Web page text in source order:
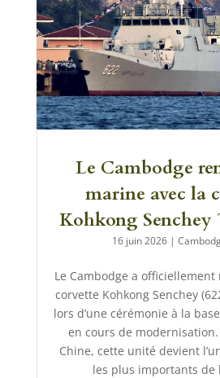
Le Cambodge
marine avec la
Kohkong Senchey
16 juin 2026 |
Le Cambodge a officiellement
corvette Kohkong Senchey
lors d’une cérémonie à la
en cours de
Chine, cette unité devient
les plus importants de